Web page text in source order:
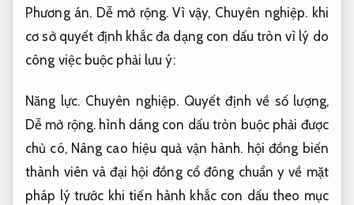
Phương án. Dễ mở rộng. Vì vậy, Chuyên nghiệp. khi
cơ sở quyết định khắc đa dạng con dấu tròn vì lý do
công việc buộc phải lưu ý:
Năng lực. Chuyên nghiệp. Quyết định về số lượng,
Dễ mở rộng. hình dáng con dấu tròn buộc phải được
chủ có, Nâng cao hiệu quả vận hành. hội đồng biến
thành viên và đại hội đồng cổ đông chuẩn y về mặt
pháp lý trước khi tiến hành khắc con dấu theo mục